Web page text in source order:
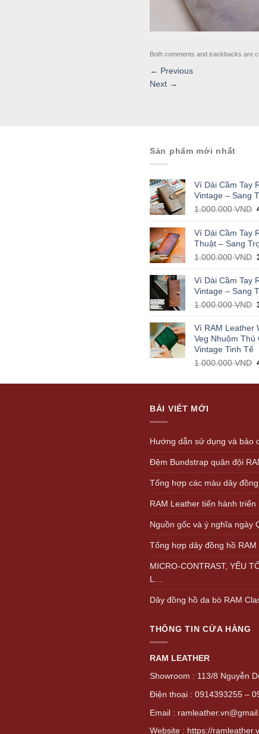
Both comments and trackbacks are
← Previous
Next →
Sản phẩm mới nhất
Ví Dài Cầm Tay
Vintage – Sang
1.000.000VND
Ví Dài Cầm Tay
Thuật – Sang
1.000.000VND
Ví Dài Cầm Tay
Vintage – Sang
1.000.000VND
Ví RAM Leather
Veg Nhuộm Thủ
Vintage Tinh Tế
1.000.000VND
BÀI VIẾT MỚI
Hướng dẫn sử dụng và bảo
Đệm Bundstrap quân đội
Tổng hợp các màu dây
RAM Leather tiến hành
Nguồn gốc và ý nghĩa ngày
Tổng hợp dây đồng hồ RAM
MICRO-CONTRAST, YẾU
L…
Dây đồng hồ da bò RAM
THÔNG TIN CỬA HÀNG
RAM LEATHER
Showroom : 113/8 Nguyễn
Điện thoại : 0914393255 –
Email :
Website : https://